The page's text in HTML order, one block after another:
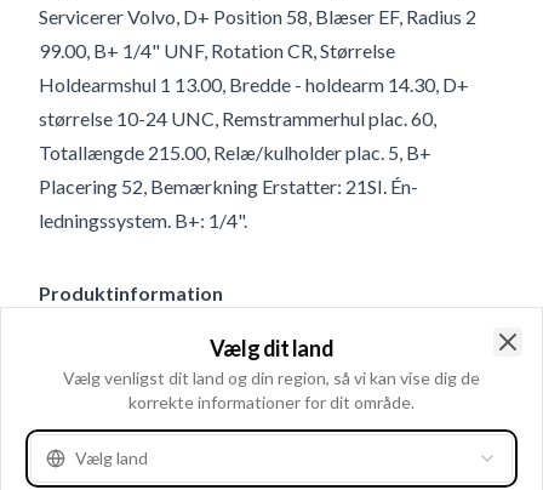
Servicerer Volvo, D+ Position 58, Blæser EF, Radius 2
99.00, B+ 1/4" UNF, Rotation CR, Størrelse
Holdearmshul 1 13.00, Bredde - holdearm 14.30, D+
størrelse 10-24 UNC, Remstrammerhul plac. 60,
Totallængde 215.00, Relæ/kulholder plac. 5, B+
Placering 52, Bemærkning Erstatter: 21SI. Én-
ledningssystem. B+: 1/4".
Produktinformation
Elektriske oplysninger
Volt
14
Amp.
Vælg dit land
Vælg venligst dit land og din region, så vi kan vise dig de
korrekte informationer for dit område.
Vælg land